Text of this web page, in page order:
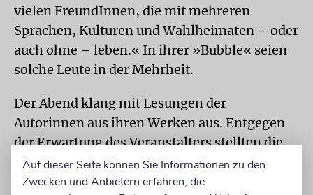
vielen FreundInnen, die mit mehreren
Sprachen, Kulturen und Wahlheimaten – oder
auch ohne – leben.« In ihrer »Bubble« seien
solche Leute in der Mehrheit.
Der Abend klang mit Lesungen der
Autorinnen aus ihren Werken aus. Entgegen
der Erwartung des Veranstalters stellten die
Zuschauer keine einzige Frage an Grinberg,
Grjasnowa und Lux. »Wir stehen selbst
Auf dieser Seite können Sie Informationen zu den
Zwecken und Anbietern erfahren, die